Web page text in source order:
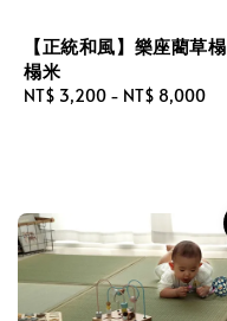
【正統和風】樂座藺草榻
榻米
Regular
NT$ 3,200 - NT$ 8,000